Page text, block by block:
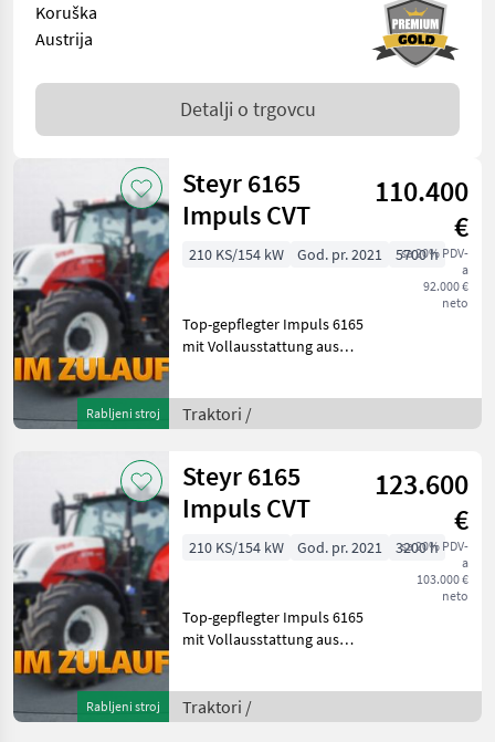
Koruška
Austrija
Detalji o trgovcu
Rabljeni stroj
Steyr 6165
Impuls CVT
110.400
€
sa 20% PDV-
a
92.000 €
neto
210 KS/154 kW God. pr. 2021 5700 h
Top-gepflegter Impuls 6165
mit Vollausstattung aus
am eigenen Betrieb
gelaufen. Durchgehend
aufberei
Traktori /
Rabljeni stroj
Steyr 6165
Impuls CVT
123.600
€
sa 20% PDV-
a
103.000 €
neto
210 KS/154 kW God. pr. 2021 3200 h
Top-gepflegter Impuls 6165
mit Vollausstattung aus
am eigenen Betrieb
gelaufen. Durchgehend
Traktori /